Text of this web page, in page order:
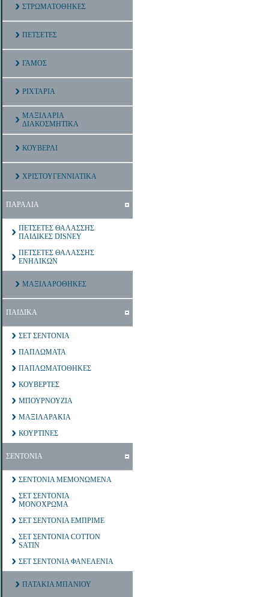
ΣΤΡΩΜΑΤΟΘΗΚΕΣ
ΠΕΤΣΕΤΕΣ
ΓΑΜΟΣ
ΡΙΧΤΑΡΙΑ
ΜΑΞΙΛΑΡΙΑ
ΔΙΑΚΟΣΜΗΤΙΚΑ
ΚΟΥΒΕΡΛΙ
ΧΡΙΣΤΟΥΓΕΝΝΙΑΤΙΚΑ
ΠΑΡΑΛΙΑ
ΠΕΤΣΕΤΕΣ ΘΑΛΑΣΣΗΣ
ΠΑΙΔΙΚΕΣ DISNEY
ΠΕΤΣΕΤΕΣ ΘΑΛΑΣΣΗΣ
ΕΝΗΛΙΚΩΝ
ΜΑΞΙΛΑΡΟΘΗΚΕΣ
ΠΑΙΔΙΚΑ
ΣΕΤ ΣΕΝΤΟΝΙΑ
ΠΑΠΛΩΜΑΤΑ
ΠΑΠΛΩΜΑΤΟΘΗΚΕΣ
ΚΟΥΒΕΡΤΕΣ
ΜΠΟΥΡΝΟΥΖΙΑ
ΜΑΞΙΛΑΡΑΚΙΑ
ΚΟΥΡΤΙΝΕΣ
ΣΕΝΤΟΝΙΑ
ΣΕΝΤΟΝΙΑ ΜΕΜΟΝΩΜΕΝΑ
ΣΕΤ ΣΕΝΤΟΝΙΑ
ΜΟΝΟΧΡΩΜΑ
ΣΕΤ ΣΕΝΤΟΝΙΑ ΕΜΠΡΙΜΕ
ΣΕΤ ΣΕΝΤΟΝΙΑ COTTON
SATIN
ΣΕΤ ΣΕΝΤΟΝΙΑ ΦΑΝΕΛΕΝΙΑ
ΠΑΤΑΚΙΑ ΜΠΑΝΙΟΥ